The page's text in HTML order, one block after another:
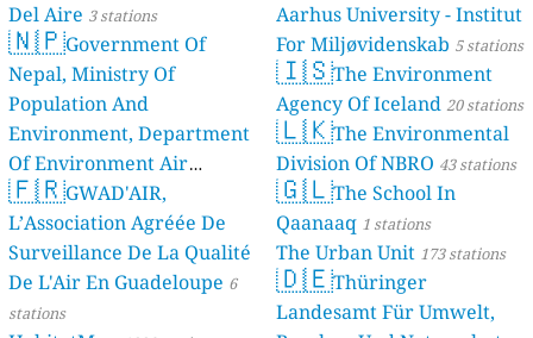
Del Aire 3 stations
🇳🇵Government Of
Nepal, Ministry Of
Population And
Environment, Department
Of Environment Air
Quality Monitoring
stations
🇫🇷GWAD'AIR,
L’Association Agréée De
Surveillance De La Qualité
De L'Air En Guadeloupe 6
stations
Aarhus University - Institut
For Miljøvidenskab 5 stations
🇮🇸The Environment
Agency Of Iceland 20 stations
🇱🇰The Environmental
Division Of NBRO 43 stations
🇬🇱The School In
Qaanaaq 1 stations
The Urban Unit 173 stations
🇩🇪Thüringer
Landesamt Für Umwelt,